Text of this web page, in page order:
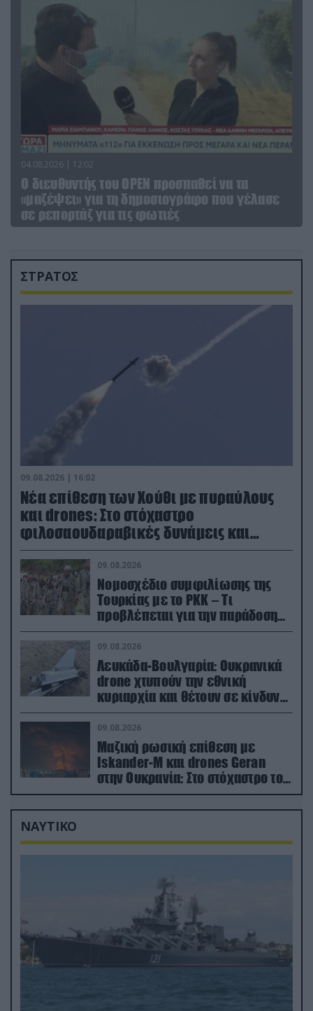
04.08.2026 | 12:02
O διευθυντής του OPEN προσπαθεί να τα
«μαζέψει» για τη δημοσιογράφο που γέλασε
σε ρεπορτάζ για τις φωτιές
ΣΤΡΑΤΟΣ
09.08.2026 | 16:02
Νέα επίθεση των Χούθι με πυραύλους
και drones: Στο στόχαστρο
φιλοσαουδαραβικές δυνάμεις και
εγκαταστάσεις
09.08.2026
Νομοσχέδιο συμφιλίωσης της
Τουρκίας με το ΡΚΚ – Τι
προβλέπεται για την παράδοση
των όπλων
09.08.2026
Λευκάδα-Βουλγαρία: Ουκρανικά
drone χτυπούν την εθνική
κυριαρχία και θέτουν σε κίνδυνο
οικονομίες χωρών του ΝΑΤΟ
09.08.2026
Μαζική ρωσική επίθεση με
Iskander-M και drones Geran
στην Ουκρανία: Στο στόχαστρο το
εργοστάσιο των Flamingo
ΝΑΥΤΙΚΟ